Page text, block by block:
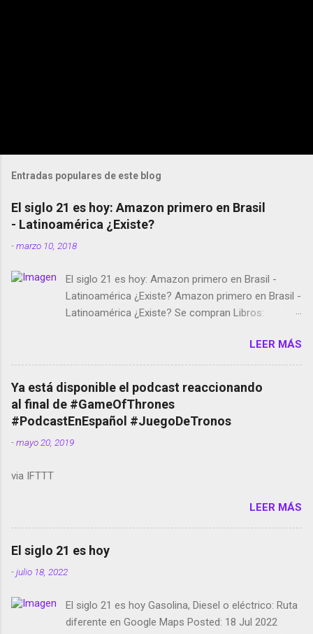
Entradas populares de este blog
El siglo 21 es hoy: Amazon primero en Brasil
- Latinoamérica ¿Existe?
-marzo 10, 2018
El siglo 21 es hoy: Amazon primero en Brasil -
Latinoamérica ¿Existe? Amazon primero en Brasil -
Latinoamérica ¿Existe? Se compran Libros:
temporada de Black Mirror Twitter deja de verificar
cuentas Responden los fotógrafos Brian May y el
copyright en Instagram Música y vídeo selfies en la
red social Riddley Scott saca a Kevin Spacey de su
película Francisco regaña a los que usan el
smartphone en sus misas La serie de la Tierra
Media GoBee - StartUp de bicicletas de alquiler
Live Photos en Google Photos Llegando Partimos
Dictados en Android El tamaño y su importancia...
LEER MÁS
Ya está disponible el podcast reaccionando
al final de #GameOfThrones
#PodcastEnEspañol #JuegoDeTronos
-mayo 20, 2019
via IFTTT
LEER MÁS
El siglo 21 es hoy
-julio 18, 2022
El siglo 21 es hoy Gasolina, Diesel o eléctrico: Ruta
diferente en Google Maps Posted: 18 Jul 2022